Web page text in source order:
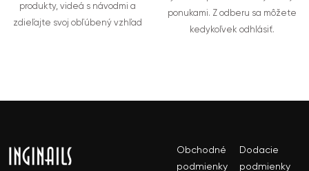
produkty, videá s návodmi a
zdieľajte svoj obľúbený vzhľad
ponukami. Z odberu sa môžete
kedykoľvek odhlásiť.
Obchodné
podmienky
Dodacie
podmienky